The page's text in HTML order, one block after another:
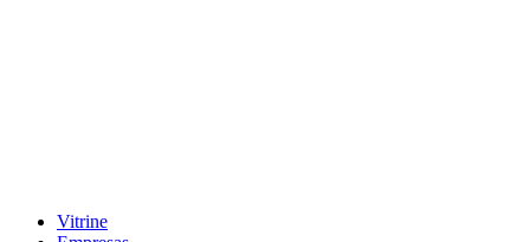
Vitrine